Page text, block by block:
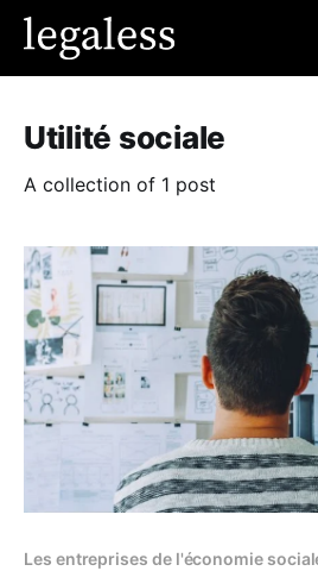
Utilité sociale
A collection of 1 post
Les entreprises de l'économie